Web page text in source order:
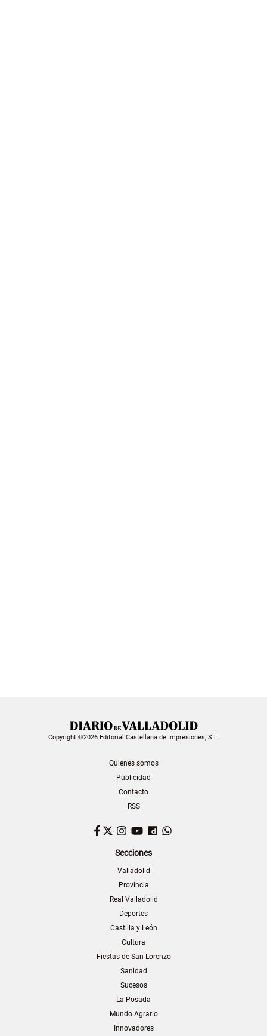
Copyright ©2026 Editorial Castellana de Impresiones, S.L.
Quiénes somos
Publicidad
Contacto
RSS
Facebook
TwitterInstagram
YouTubeDailymotion
Secciones
Valladolid
Provincia
Real Valladolid
Deportes
Castilla y León
Cultura
Fiestas de San Lorenzo
Sanidad
Sucesos
La Posada
Mundo Agrario
Innovadores